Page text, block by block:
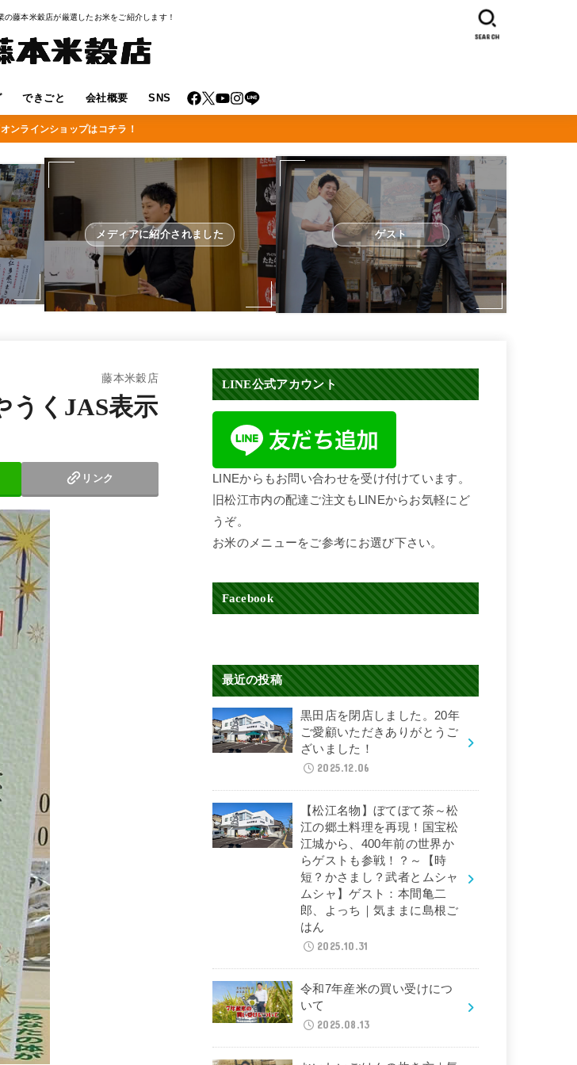
藤本米穀店が厳選したお米をご紹介します！
できごと 会社概要 SNS
SEARCH
ンラインショップはコチラ！
メディアに紹介されました ゲスト
藤本米穀店
うくJAS表示
リンク
LINE公式アカウント
LINEからもお問い合わせを受け付けています。
旧松江市内の配達ご注文もLINEからお気軽にど
うぞ。
お米のメニューをご参考にお選び下さい。
Facebook
最近の投稿
黒田店を閉店しました。20年
ご愛顧いただきありがとうご
ざいました！
2025.12.06
【松江名物】ぼてぼて茶～松
江の郷土料理を再現！国宝松
江城から、400年前の世界か
らゲストも参戦！？～【時
短？かさまし？武者とムシャ
ムシャ】ゲスト：本間亀二
郎、よっち｜気ままに島根ご
はん
2025.10.31
令和7年産米の買い受けにつ
いて
2025.08.13